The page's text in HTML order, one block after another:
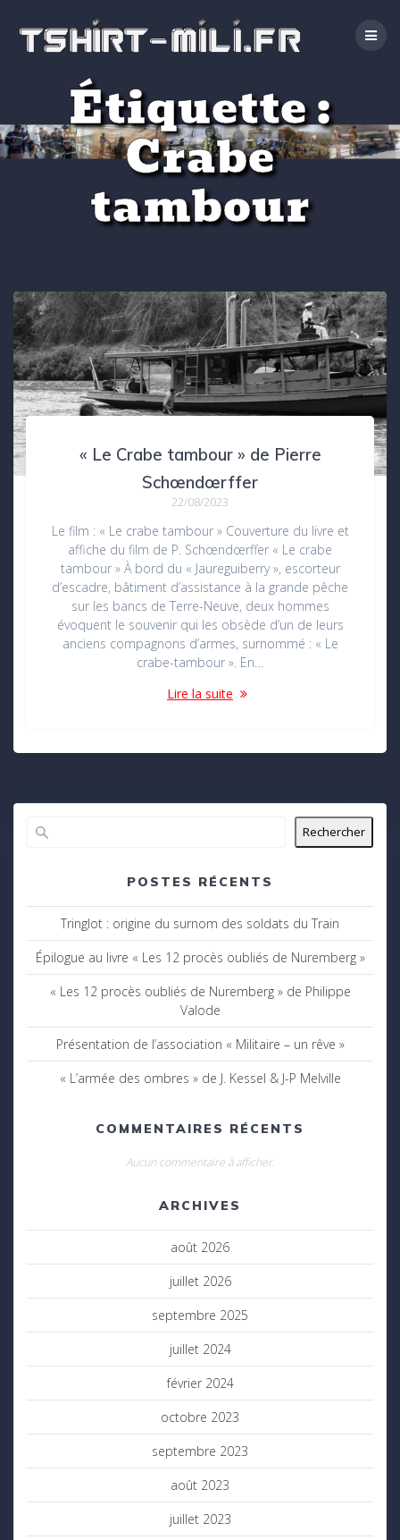
au
contenu
Étiquette :
Crabe
tambour
« Le Crabe tambour » de Pierre
Schœndœrffer
22/08/2023
Le film : « Le crabe tambour » Couverture du livre et
affiche du film de P. Schœndœrffer « Le crabe
tambour » À bord du « Jaureguiberry », escorteur
d’escadre, bâtiment d’assistance à la grande pêche
sur les bancs de Terre-Neuve, deux hommes
évoquent le souvenir qui les obsède d’un de leurs
anciens compagnons d’armes, surnommé : « Le
crabe-tambour ». En…
Lire la suite
Rechercher
POSTES RÉCENTS
Tringlot : origine du surnom des soldats du Train
Épilogue au livre « Les 12 procès oubliés de Nuremberg »
« Les 12 procès oubliés de Nuremberg » de Philippe
Valode
Présentation de l’association « Militaire – un rêve »
« L’armée des ombres » de J. Kessel & J-P Melville
COMMENTAIRES RÉCENTS
Aucun commentaire à afficher.
ARCHIVES
août 2026
juillet 2026
septembre 2025
juillet 2024
février 2024
octobre 2023
septembre 2023
août 2023
juillet 2023